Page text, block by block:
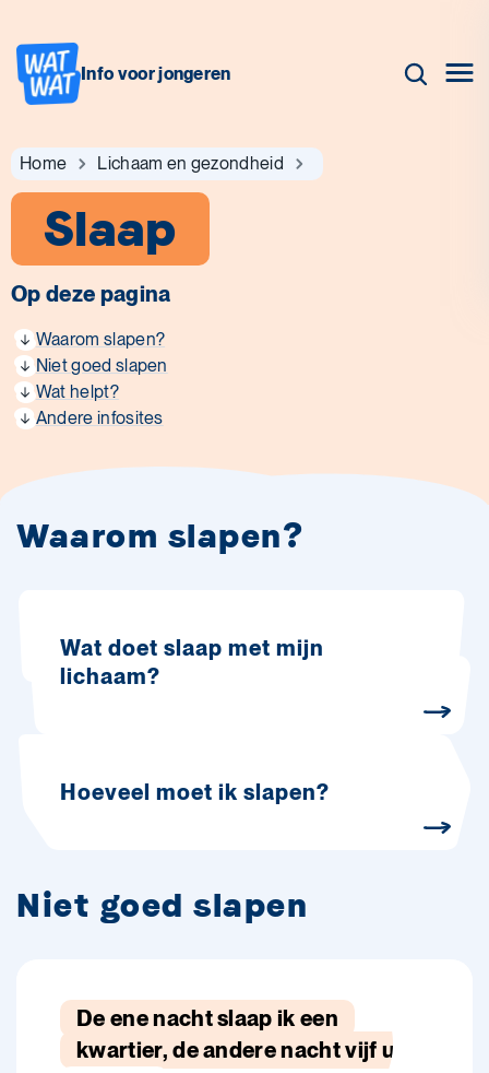
Info voor jongeren
Home Lichaam en gezondheid
Slaap
Op deze pagina
Waarom slapen?
Niet goed slapen
Wat helpt?
Andere infosites
Waarom slapen?
Wat doet slaap met mijn
lichaam?
Hoeveel moet ik slapen?
Niet goed slapen
De ene nacht slaap ik een
kwartier, de andere nacht vijf uur